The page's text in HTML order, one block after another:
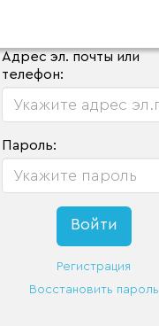
Адрес эл. почты или
телефон:
Пароль:
Регистрация
Восстановить пароль